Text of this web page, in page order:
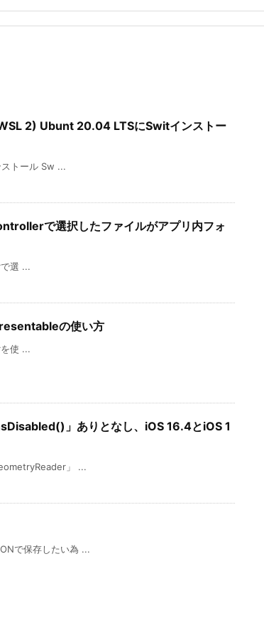
2) Ubunt 20.04 LTSにSwitインストー
トール Sw ...
で選択したファイルがアプリ内フォ
選 ...
の使い方
使 ...
」ありとなし、iOS 16.4とiOS 1
」 ...
で保存したい為 ...